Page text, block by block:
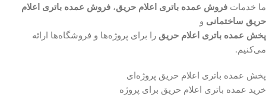
ما خدمات فروش عمده باتری اعلام حریق، فروش عمده باتری اعلام
حریق ساختمانی و
پخش عمده باتری اعلام حریق را برای پروژه‌ها و فروشگاه‌ها ارائه
می‌کنیم.
پخش عمده باتری اعلام حریق پروژه‌ای
خرید عمده باتری اعلام حریق برای پروژه